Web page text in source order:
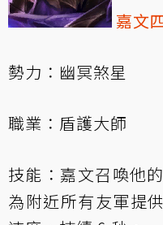
嘉文
勢力：幽冥煞星
職業：盾護大師
技能：嘉文召喚他
為附近所有友軍提